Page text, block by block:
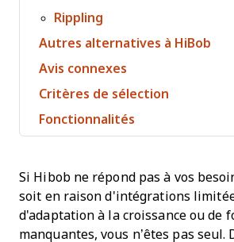
Rippling
Autres alternatives à HiBob
Avis connexes
Critères de sélection
Fonctionnalités
Si Hibob ne répond pas à vos
soit en raison d'intégrations
d'adaptation à la croissance ou de
manquantes, vous n’êtes pas seul.